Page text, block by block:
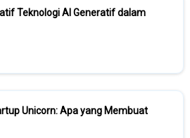
Teknologi AI Generatif dalam
Unicorn: Apa yang Membuat